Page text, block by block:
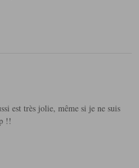
est très jolie, même si je ne suis
!!